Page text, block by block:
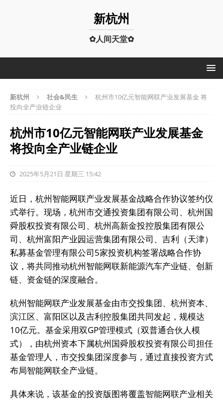
新杭州
✿人间天堂✿
新杭州 社会&民生
杭州市10亿元智能网联产业发展基金 将
投向全产业链企业
杭州市10亿元智能网联产业发展基金
将投向全产业链企业
2025年5月21日 星期三 15:42
近日，杭州智能网联产业发展基金战略合作协议签约仪
式举行。现场，杭州市交通投资集团有限公司、杭州国
舜股权投资有限公司、杭州高新金投控股集团有限公
司、杭州富阳产业园运营集团有限公司、吉利（天津）
私募基金管理有限公司5家投资机构签署战略合作协
议，将共同推动杭州智能网联新能源汽车产业链、创新
链、资金链的深度融合。
杭州智能网联产业发展基金由市交投集团、杭州资本、
滨江区、富阳区以及吉利控股集团共同发起，规模达
10亿元。基金采用双GP管理模式（双普通合伙人模
式），由杭州资本下属杭州国舜股权投资有限公司担任
基金管理人，市交投集团深度参与，通过直接投资方式
布局智能网联全产业链。
具体来说，该基金的投资版图将覆盖智能网联产业相关